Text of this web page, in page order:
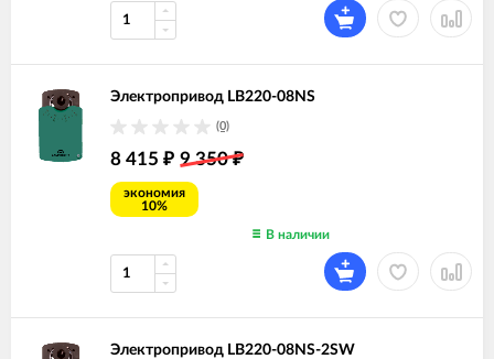
Электропривод LB220-08NS
(0)
8 415 ₽ 9 350₽
экономия
10%
В наличии
Электропривод LB220-08NS-2SW